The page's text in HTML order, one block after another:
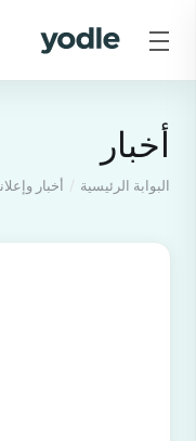
أخبار
البوابة الرئيسية أخبار